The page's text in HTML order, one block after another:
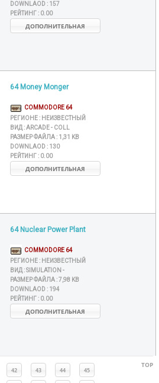
DOWNLAOD : 157
РЕЙТИНГ : 0.00
ДОПОЛНИТЕЛЬНАЯ
64 Money Monger
COMMODORE 64
РЕГИОНЕ : НЕИЗВЕСТНЫЙ
ВИД :ARCADE - COLL
РАЗМЕР ФАЙЛА : 1,31 KB
DOWNLAOD : 130
РЕЙТИНГ : 0.00
ДОПОЛНИТЕЛЬНАЯ
64 Nuclear Power Plant
COMMODORE 64
РЕГИОНЕ : НЕИЗВЕСТНЫЙ
ВИД :SIMULATION -
РАЗМЕР ФАЙЛА :7,98 KB
DOWNLAOD : 194
РЕЙТИНГ : 0.00
ДОПОЛНИТЕЛЬНАЯ
42 43 44 45
TOP